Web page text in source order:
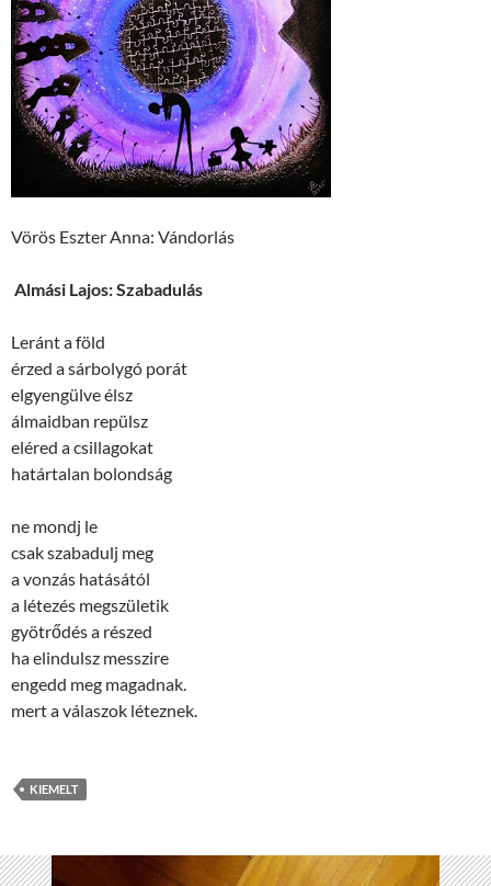
Vörös Eszter Anna: Vándorlás
Almási Lajos: Szabadulás
Leránt a föld
érzed a sárbolygó porát
elgyengülve élsz
álmaidban repülsz
eléred a csillagokat
határtalan bolondság
ne mondj le
csak szabadulj meg
a vonzás hatásától
a létezés megszületik
gyötrődés a részed
ha elindulsz messzire
engedd meg magadnak.
mert a válaszok léteznek.
KIEMELT